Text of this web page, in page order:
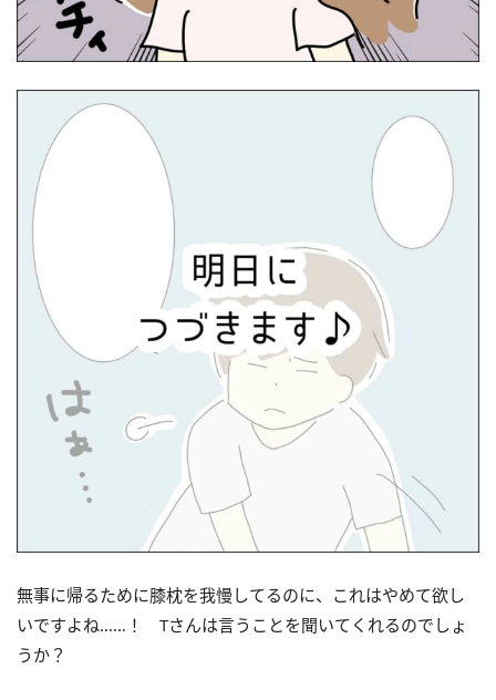
無事に帰るために膝枕を我慢してるのに、これはやめて欲し
いですよね……！ Tさんは言うことを聞いてくれるのでしょ
うか？